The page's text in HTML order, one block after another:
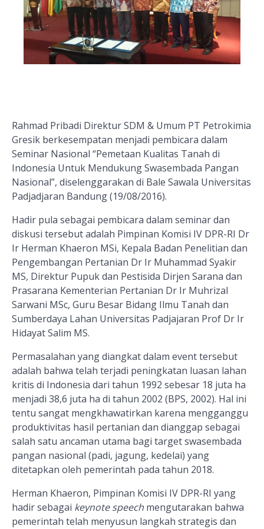
Rahmad Pribadi Direktur SDM & Umum PT Petrokimia
Gresik berkesempatan menjadi pembicara dalam
Seminar Nasional “Pemetaan Kualitas Tanah di
Indonesia Untuk Mendukung Swasembada Pangan
Nasional”, diselenggarakan di Bale Sawala Universitas
Padjadjaran Bandung (19/08/2016).
Hadir pula sebagai pembicara dalam seminar dan
diskusi tersebut adalah Pimpinan Komisi IV DPR-RI Dr
Ir Herman Khaeron MSi, Kepala Badan Penelitian dan
Pengembangan Pertanian Dr Ir Muhammad Syakir
MS, Direktur Pupuk dan Pestisida Dirjen Sarana dan
Prasarana Kementerian Pertanian Dr Ir Muhrizal
Sarwani MSc, Guru Besar Bidang Ilmu Tanah dan
Sumberdaya Lahan Universitas Padjajaran Prof Dr Ir
Hidayat Salim MS.
Permasalahan yang diangkat dalam event tersebut
adalah bahwa telah terjadi peningkatan luasan lahan
kritis di Indonesia dari tahun 1992 sebesar 18 juta ha
menjadi 38,6 juta ha di tahun 2002 (BPS, 2002). Hal ini
tentu sangat mengkhawatirkan karena mengganggu
produktivitas hasil pertanian dan dianggap sebagai
salah satu ancaman utama bagi target swasembada
pangan nasional (padi, jagung, kedelai) yang
ditetapkan oleh pemerintah pada tahun 2018.
Herman Khaeron, Pimpinan Komisi IV DPR-RI yang
hadir sebagai keynote speech mengutarakan bahwa
pemerintah telah menyusun langkah strategis dan